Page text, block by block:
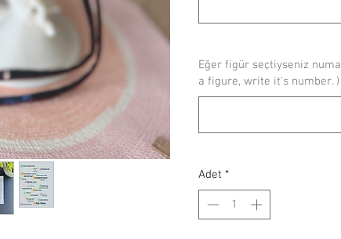
Eğer figür seçtiyseniz
a figure, write it's number. )
Adet *